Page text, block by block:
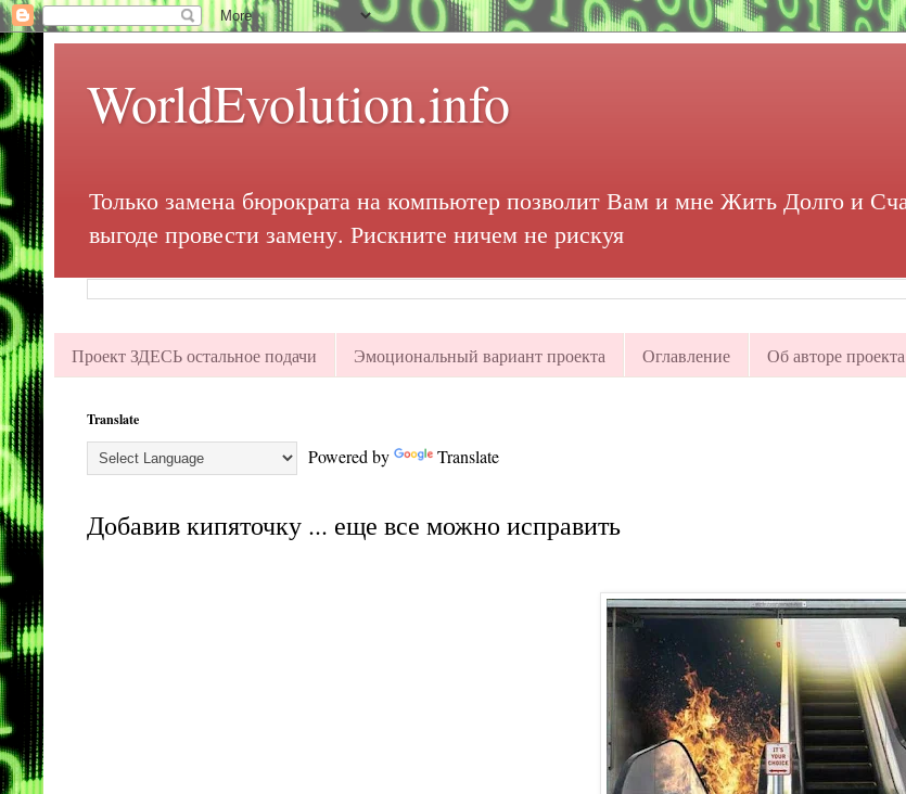
WorldEvolution.info
Только замена бюрократа на компьютер позволит Вам и мне Жить Долго и
выгоде провести замену. Рискните ничем не рискуя
Проект ЗДЕСЬ остальное подачи Эмоциональный вариант проекта Оглавление Об авторе проекта
Translate
Powered by Translate
Добавив кипяточку ... еще все можно исправить